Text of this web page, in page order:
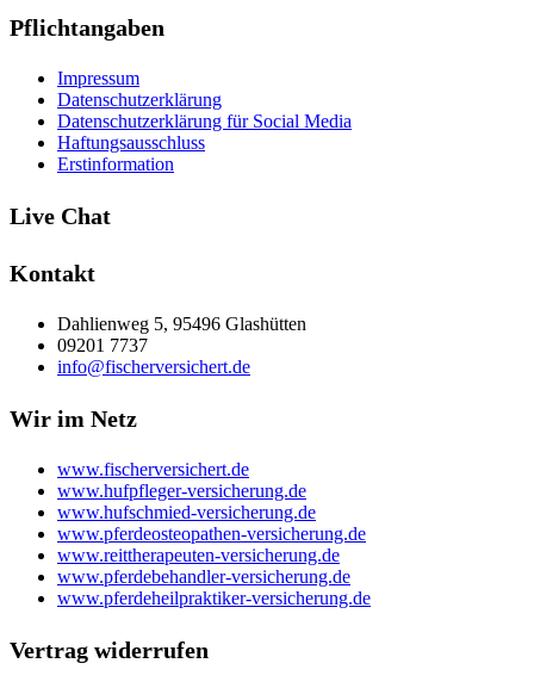
Pflichtangaben
Impressum
Datenschutzerklärung
Datenschutzerklärung für Social Media
Haftungsausschluss
Erstinformation
Live Chat
Kontakt
Dahlienweg 5, 95496 Glashütten
09201 7737
info@fischerversichert.de
Wir im Netz
www.fischerversichert.de
www.hufpfleger-versicherung.de
www.hufschmied-versicherung.de
www.pferdeosteopathen-versicherung.de
www.reittherapeuten-versicherung.de
www.pferdebehandler-versicherung.de
www.pferdeheilpraktiker-versicherung.de
Vertrag widerrufen